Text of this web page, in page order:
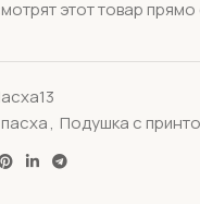
этот товар
, Подушка с